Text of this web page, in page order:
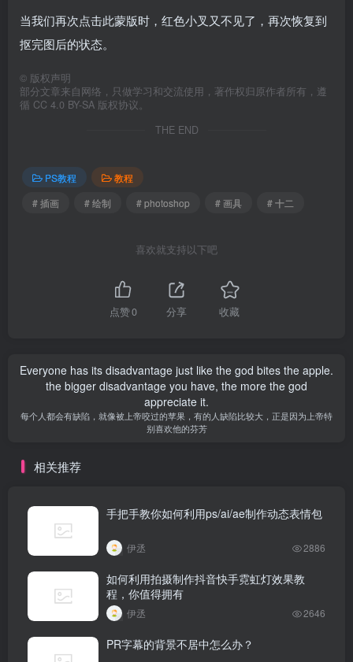
当我们再次点击此蒙版时，红色小叉又不见了，再次恢复到
抠完图后的状态。
© 版权声明
部分文章来自网络，只做学习和交流使用，著作权归原作者所有，遵
循 CC 4.0 BY-SA 版权协议。
THE END
PS教程
教程
# 插画
# 绘制 # photoshop # 画具 # 十二
喜欢就支持以下吧
点赞0 分享 收藏
Everyone has its disadvantage just like the god bites the apple.
the bigger disadvantage you have, the more the god
appreciate it.
每个人都会有缺陷，就像被上帝咬过的苹果，有的人缺陷比较大，正是因为上帝特
别喜欢他的芬芳
相关推荐
手把手教你如何利用ps/ai/ae制作动态表情包
伊丞 2886
如何利用拍摄制作抖音快手霓虹灯效果教
程，你值得拥有
伊丞 2646
PR字幕的背景不居中怎么办？